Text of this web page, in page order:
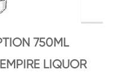
750ML
LIQUOR